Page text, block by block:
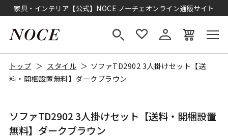
家具・インテリア【公式】NOCE ノーチェオンライン通販サイト
トップ スタイル
ソファTD2902 3人掛けセット【送
料・開梱設置無料】ダークブラウン
ソファTD2902 3人掛けセット【送料・開梱設置
無料】ダークブラウン